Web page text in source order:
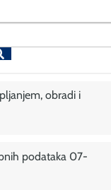
obradi i
podataka 07-